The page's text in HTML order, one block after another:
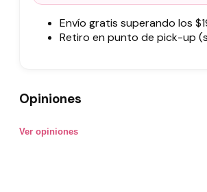
Envío gratis superando los
Retiro en punto de pick-up
Opiniones
Ver opiniones